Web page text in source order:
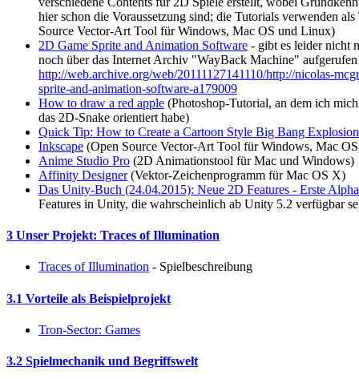
hier schon die Voraussetzung sind; die Tutorials verwenden
Source Vector-Art Tool für Windows, Mac OS und Linux)
2D Game Sprite and Animation Software - gibt es leider nicht
noch über das Internet Archiv "WayBack Machine"
http://web.archive.org/web/20111127141110/http://nicolas-
sprite-and-animation-software-a179009
How to draw a red apple (Photoshop-Tutorial, an dem ich
das 2D-Snake orientiert habe)
Quick Tip: How to Create a Cartoon Style Big Bang Explosion
Inkscape (Open Source Vector-Art Tool für Windows, Mac
Anime Studio Pro (2D Animationstool für Mac und Windows)
Affinity Designer(Vektor-Zeichenprogramm für Mac OS X)
Das Unity-Buch (24.04.2015): Neue 2D Features - Erste Alpha
Features in Unity, die wahrscheinlich ab Unity 5.2 verfügbar
3 Unser Projekt: Traces of Illumination
Traces of Illumination - Spielbeschreibung
3.1 Vorteile als Beispielprojekt
Tron-Sector: Games
3.2 Spielmechanik und Begriffswelt